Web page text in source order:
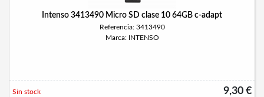
Intenso 3413490 Micro SD clase 10 64GB c-adapt
Referencia: 3413490
Marca: INTENSO
9,30 €
Sin stock